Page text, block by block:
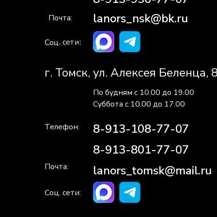
Суббота с 10.00 до 17.00
lanors_nsk@bk.ru
Почта:
Соц. сети:
8-913-801-77-07
Соц. сети:
Почта: lanors_tomsk@mail.ru
8-913-108-77-07
По будням с 10.00 до 19.00
Телефон:
г. Томск, ул. Алексея Беленца,